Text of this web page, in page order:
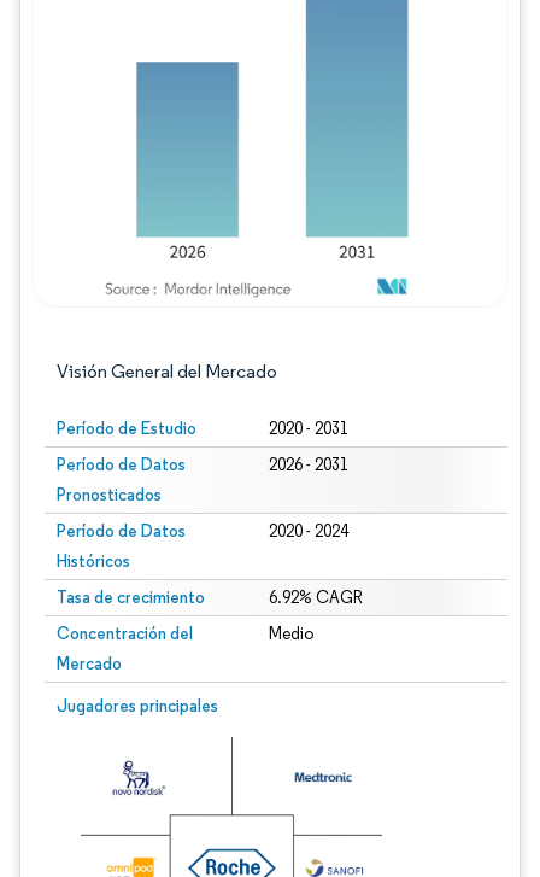
Visión General del Mercado
Período de Estudio 2020 - 2031
Período de Datos
Pronosticados
2026 - 2031
Período de Datos
Históricos
2020 - 2024
Tasa de crecimiento 6.92% CAGR
Concentración del
Mercado
Medio
Jugadores principales
Imagen © Mordor Intelligence. El uso requiere atribución según CC BY 4.0.